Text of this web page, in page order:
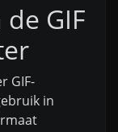
GIF
GIF-
in